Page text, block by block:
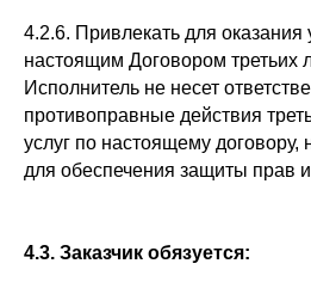
4.2.6. Привлекать для оказания
настоящим Договором третьих
Исполнитель не несет
противоправные действия
услуг по настоящему договору,
для обеспечения защиты прав
4.3. Заказчик обязуется: